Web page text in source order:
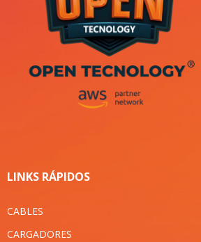
LINKS RÁPIDOS
CABLES
CARGADORES